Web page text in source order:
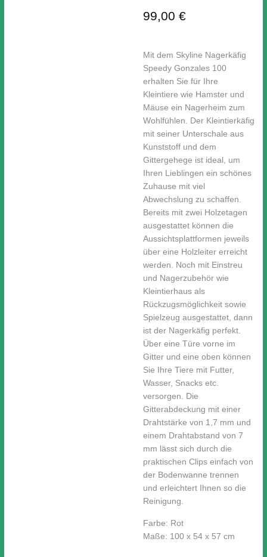
99,00 €
Mit dem Skyline Nagerkäfig
Speedy Gonzales 100
erhalten Sie für Ihre
Kleintiere wie Hamster und
Mäuse ein Nagerheim zum
Wohlfühlen. Der Kleintierkäfig
mit seiner Unterschale aus
Kunststoff und dem
Gittergehege ist ideal, um
Ihren Lieblingen ein schönes
Zuhause mit viel
Abwechslung zu schaffen.
Bereits mit zwei Holzetagen
ausgestattet können die
Aussichtsplattformen jeweils
über eine Holzleiter erreicht
werden. Noch mit Einstreu
und Nagerzubehör wie
Kleintierhaus als
Rückzugsmöglichkeit sowie
Spielzeug ausgestattet, dann
ist der Nagerkäfig perfekt.
Über eine Türe vorne im
Gitter und eine oben können
Sie Ihre Tiere mit Futter,
Wasser, Snacks etc.
versorgen. Die
Gitterabdeckung mit einer
Drahtstärke von 1,7 mm und
einem Drahtabstand von 7
mm lässt sich durch die
praktischen Clips einfach von
der Bodenwanne trennen
und erleichtert Ihnen so die
Reinigung.
Farbe: Rot
Maße: 100 x 54 x 57 cm